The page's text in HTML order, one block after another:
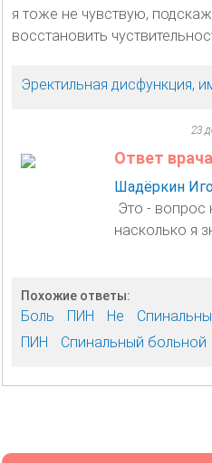
я тоже не чувствую,
восстановить
Эректильная дисфункция,
23
Ответ врача
Шадёркин
Это - вопрос
насколько я
Похожие ответы:
Боль ПИН Не
ПИН
Спинальный больной